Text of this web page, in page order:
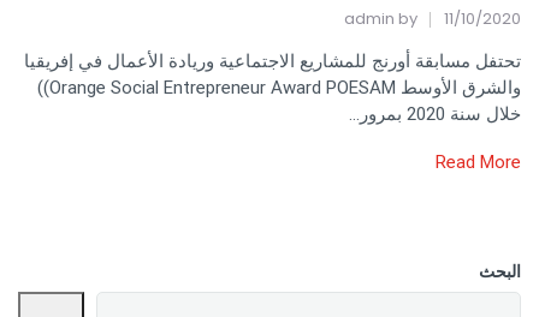
11/10/2020
admin
تحتفل مسابقة أورنج للمشاريع الاجتماعية وريادة الأعمال في إفريقيا
والشرق الأوسط Orange Social Entrepreneur Award POESAM))
خلال سنة 2020 بمرور…
Read More
البحث